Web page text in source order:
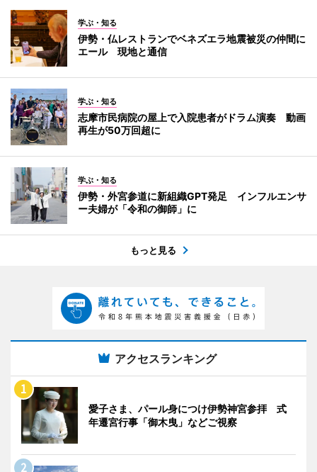
学ぶ・知る
伊勢・仏レストランでベネズエラ地震被災の仲間に
エール 現地と通信
学ぶ・知る
志摩市民病院の屋上で入院患者がドラム演奏 動画
再生が50万回超に
学ぶ・知る
伊勢・外宮参道に新組織GPT発足 インフルエンサ
ー夫婦が「令和の御師」に
もっと見る
アクセスランキング
愛子さま、パール身につけ伊勢神宮参拝 式
年遷宮行事「御木曳」などご視察